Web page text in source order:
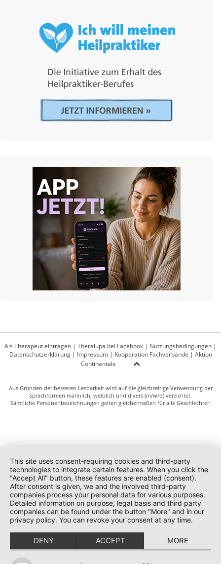
Als Therapeut eintragen | Theralupa bei Facebook | Nutzungsbedingungen |
Datenschutzerklärung| Impressum| Kooperation Fachverbände | Aktion
Continentale
Aus Gründen der besseren Lesbarkeit wird auf die gleichzeitige Verwendung der
Sprachformen männlich, weiblich und divers (m/w/d) verzichtet.
Sämtliche Personenbezeichnungen gelten gleichermaßen für alle Geschlechter.
This site uses consent-requiring cookies and third-party
technologies to integrate certain features. When you click the
"Accept All" button, these features are enabled (consent).
After consent is given, we and the involved third-party
companies process your personal data for various purposes.
Detailed information on purpose, legal basis and third party
companies can be found under the button "More" and in our
privacy policy. You can revoke your consent at any time.
DENY ACCEPT MORE